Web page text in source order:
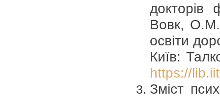
докторів
Вовк, О.М.
освіти
Київ:
https://
Зміст